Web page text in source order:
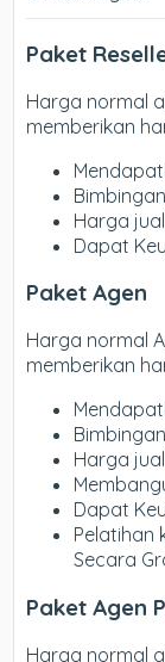
Paket
Harga normal
memberikan
Harga
Dapat
Paket Agen
Harga normal
memberikan
Harga
Dapat
Pelatihan
Secara
Paket Agen
Harga normal